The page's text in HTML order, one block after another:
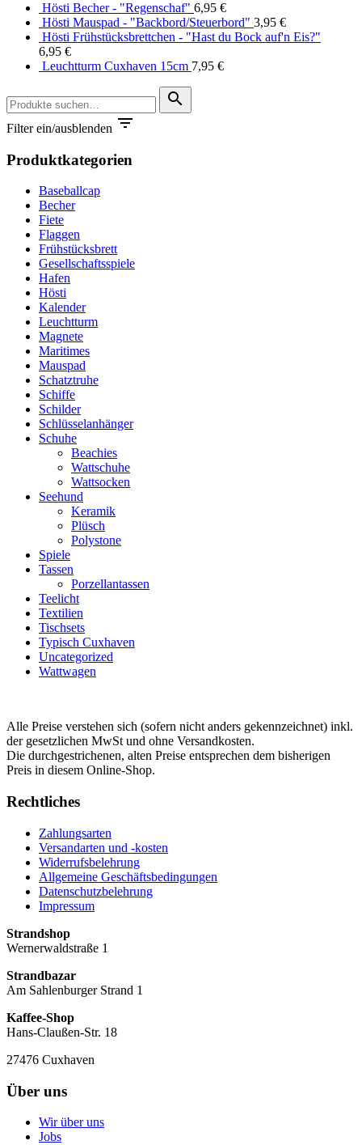
Hösti Becher - "Regenschaf" 6,95 €
Hösti Mauspad - "Backbord/Steuerbord" 3,95 €
Hösti Frühstücksbrettchen - "Hast du Bock auf'n Eis?"
6,95 €
Leuchtturm Cuxhaven 15cm 7,95 €
nach:
search
Filter ein/ausblenden 
Produktkategorien
Baseballcap
Becher
Fiete
Flaggen
Frühstücksbrett
Gesellschaftsspiele
Hafen
Hösti
Kalender
Leuchtturm
Magnete
Maritimes
Mauspad
Schatztruhe
Schiffe
Schilder
Schlüsselanhänger
Schuhe
Beachies
Wattschuhe
Wattsocken
Seehund
Keramik
Plüsch
Polystone
Spiele
Tassen
Porzellantassen
Teelicht
Textilien
Tischsets
Typisch Cuxhaven
Uncategorized
Wattwagen
Alle Preise verstehen sich (sofern nicht anders gekennzeichnet) inkl.
der gesetzlichen MwSt und ohne Versandkosten.
Die durchgestrichenen, alten Preise entsprechen dem bisherigen
Preis in diesem Online-Shop.
Rechtliches
Zahlungsarten
Versandarten und -kosten
Widerrufsbelehrung
Allgemeine Geschäftsbedingungen
Datenschutzbelehrung
Impressum
Strandshop
Wernerwaldstraße 1
Strandbazar
Am Sahlenburger Strand 1
Kaffee-Shop
Hans-Claußen-Str. 18
27476 Cuxhaven
Über uns
Wir über uns
Jobs